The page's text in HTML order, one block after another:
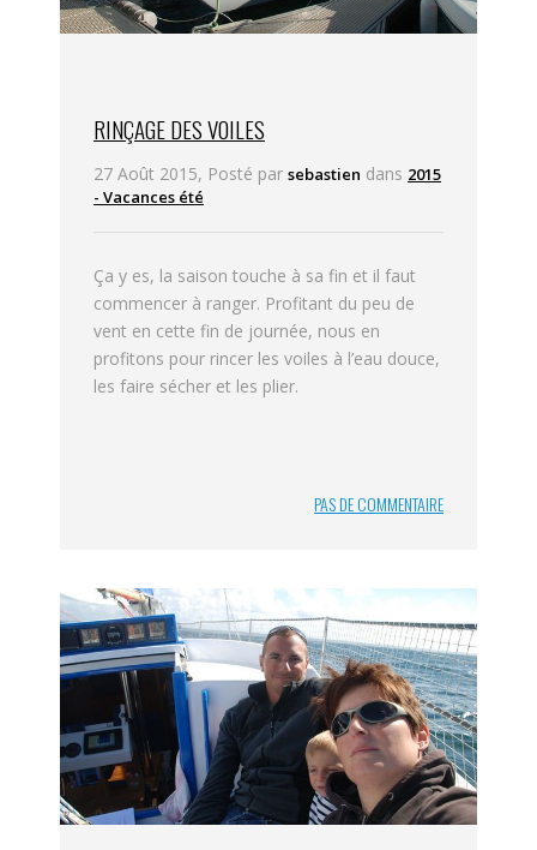
RINÇAGE DES VOILES
27 Août 2015, Posté par sebastien dans 2015
- Vacances été
Ça y es, la saison touche à sa fin et il faut
commencer à ranger. Profitant du peu de
vent en cette fin de journée, nous en
profitons pour rincer les voiles à l’eau douce,
les faire sécher et les plier.
PAS DE COMMENTAIRE